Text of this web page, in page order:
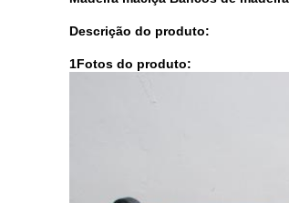
Descrição do produto:
1Fotos do produto: